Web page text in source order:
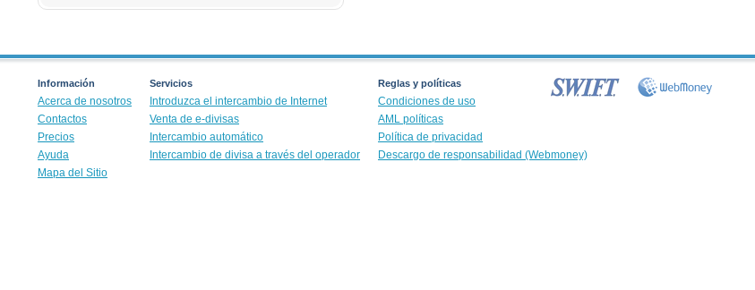
Información
Acerca de nosotros
Contactos
Precios
Ayuda
Mapa del Sitio
Servicios
Introduzca el intercambio de Internet
Venta de e-divisas
Intercambio automático
Intercambio de divisa a través del operador
Reglas y políticas
Condiciones de uso
AML políticas
Política de privacidad
Descargo de responsabilidad (Webmoney)